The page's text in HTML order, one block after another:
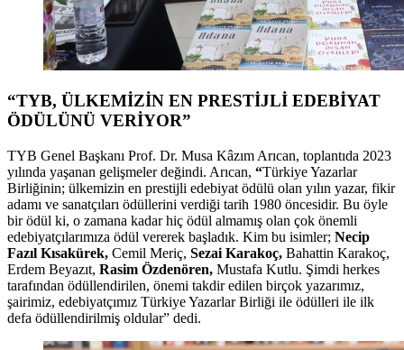
“TYB, ÜLKEMİZİN EN PRESTİJLİ EDEBİYAT
ÖDÜLÜNÜ VERİYOR”
TYB Genel Başkanı Prof. Dr. Musa Kâzım Arıcan, toplantıda 2023
yılında yaşanan gelişmeler değindi. Arıcan, “Türkiye Yazarlar
Birliğinin; ülkemizin en prestijli edebiyat ödülü olan yılın yazar, fikir
adamı ve sanatçıları ödüllerini verdiği tarih 1980 öncesidir. Bu öyle
bir ödül ki, o zamana kadar hiç ödül almamış olan çok önemli
edebiyatçılarımıza ödül vererek başladık. Kim bu isimler; Necip
Fazıl Kısakürek, Cemil Meriç, Sezai Karakoç, Bahattin Karakoç,
Erdem Beyazıt, Rasim Özdenören, Mustafa Kutlu. Şimdi herkes
tarafından ödüllendirilen, önemi takdir edilen birçok yazarımız,
şairimiz, edebiyatçımız Türkiye Yazarlar Birliği ile ödülleri ile ilk
defa ödüllendirilmiş oldular” dedi.